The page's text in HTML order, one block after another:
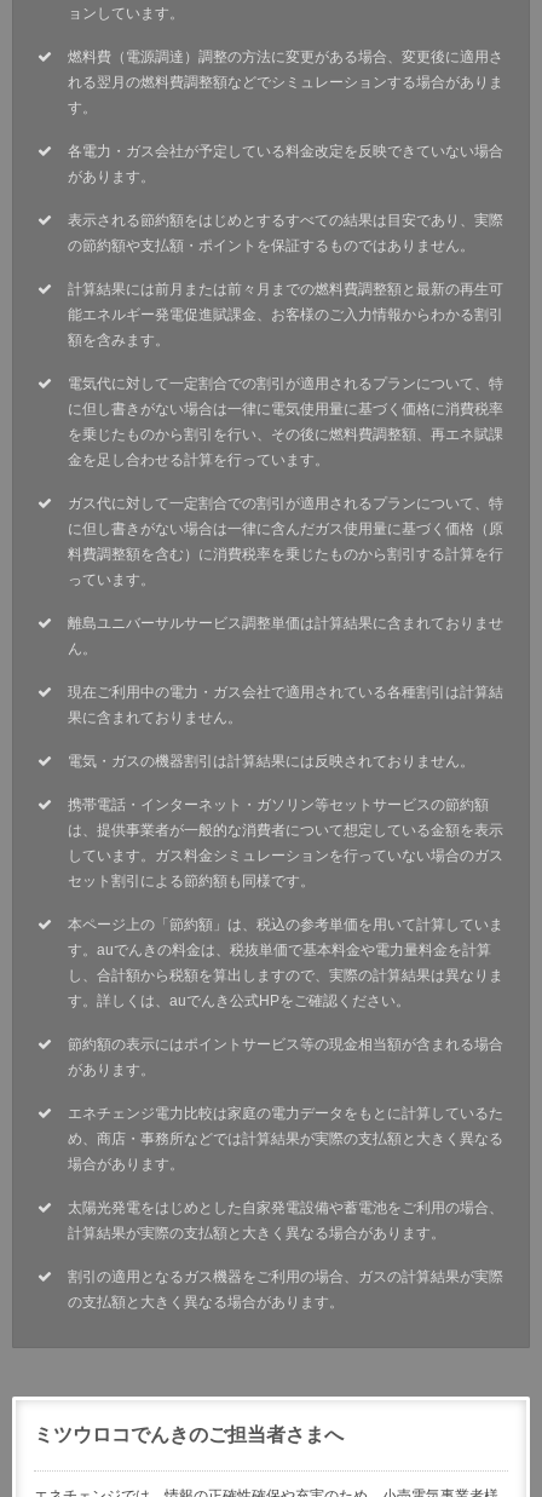
ョンしています。
燃料費（電源調達）調整の方法に変更がある場合、変更後に適用さ
れる翌月の燃料費調整額などでシミュレーションする場合がありま
す。
各電力・ガス会社が予定している料金改定を反映できていない場合
があります。
表示される節約額をはじめとするすべての結果は目安であり、実際
の節約額や支払額・ポイントを保証するものではありません。
計算結果には前月または前々月までの燃料費調整額と最新の再生可
能エネルギー発電促進賦課金、お客様のご入力情報からわかる割引
額を含みます。
電気代に対して一定割合での割引が適用されるプランについて、特
に但し書きがない場合は一律に電気使用量に基づく価格に消費税率
を乗じたものから割引を行い、その後に燃料費調整額、再エネ賦課
金を足し合わせる計算を行っています。
ガス代に対して一定割合での割引が適用されるプランについて、特
に但し書きがない場合は一律に含んだガス使用量に基づく価格（原
料費調整額を含む）に消費税率を乗じたものから割引する計算を行
っています。
離島ユニバーサルサービス調整単価は計算結果に含まれておりませ
ん。
現在ご利用中の電力・ガス会社で適用されている各種割引は計算結
果に含まれておりません。
電気・ガスの機器割引は計算結果には反映されておりません。
携帯電話・インターネット・ガソリン等セットサービスの節約額
は、提供事業者が一般的な消費者について想定している金額を表示
しています。ガス料金シミュレーションを行っていない場合のガス
セット割引による節約額も同様です。
本ページ上の「節約額」は、税込の参考単価を用いて計算していま
す。auでんきの料金は、税抜単価で基本料金や電力量料金を計算
し、合計額から税額を算出しますので、実際の計算結果は異なりま
す。詳しくは、auでんき公式HPをご確認ください。
節約額の表示にはポイントサービス等の現金相当額が含まれる場合
があります。
エネチェンジ電力比較は家庭の電力データをもとに計算しているた
め、商店・事務所などでは計算結果が実際の支払額と大きく異なる
場合があります。
太陽光発電をはじめとした自家発電設備や蓄電池をご利用の場合、
計算結果が実際の支払額と大きく異なる場合があります。
割引の適用となるガス機器をご利用の場合、ガスの計算結果が実際
の支払額と大きく異なる場合があります。
ミツウロコでんきのご担当者さまへ